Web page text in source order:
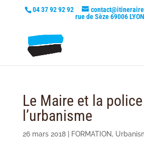
04 37 92 92 92
rue de Sèze 69006 LYON
Le Maire et la
l’urbanisme
26 mars 2018| FORMATION,